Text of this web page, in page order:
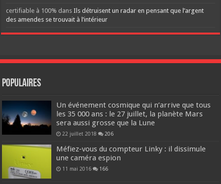
certifiable à 100% dansIls détruisent un radar en pensant que l’argent
des amendes se trouvait à l’intérieur
Populaires
Un événement cosmique qui n’arrive que tous
les 35 000 ans : le 27 juillet, la planète Mars
sera aussi grosse que la Lune
22 juillet 2018 206
Méfiez-vous du compteur Linky : il dissimule
une caméra espion
11 mai 2016 166